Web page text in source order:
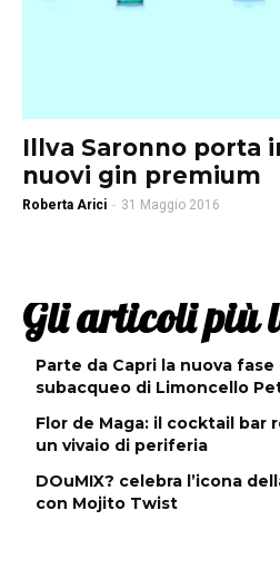
Illva Saronno porta
nuovi gin premium
Roberta Arici - 31 Maggio 2016
Gli articoli più
Parte da Capri la nuova
subacqueo di Limoncello
Flor de Maga: il cocktail bar
un vivaio di periferia
DOuMIX? celebra l’icona
con Mojito Twist